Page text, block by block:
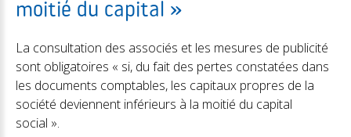
moitié du capital »
La consultation des associés et les mesures de publicité
sont obligatoires « si, du fait des pertes constatées dans
les documents comptables, les capitaux propres de la
société deviennent inférieurs à la moitié du capital
social ».